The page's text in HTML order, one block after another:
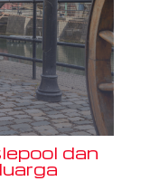
dan